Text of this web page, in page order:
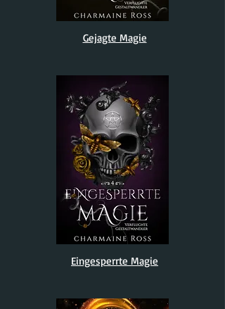
Gejagte Magie
Eingesperrte Magie